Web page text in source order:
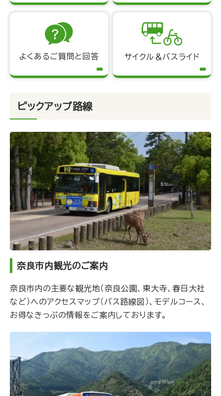
よくあるご質問と回答 サイクル＆バスライド
ピックアップ路線
奈良市内観光のご案内
奈良市内の主要な観光地（奈良公園、東大寺、春日大社
など）へのアクセスマップ（バス路線図）、モデルコース、
お得なきっぷの情報をご案内しております。